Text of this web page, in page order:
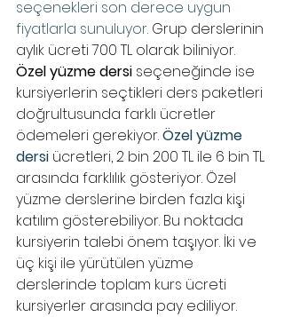
seçenekleri son derece uygun
fiyatlarla sunuluyor. Grup derslerinin
aylık ücreti 700 TL olarak biliniyor.
Özel yüzme dersi seçeneğinde ise
kursiyerlerin seçtikleri ders paketleri
doğrultusunda farklı ücretler
ödemeleri gerekiyor. Özel yüzme
dersi ücretleri, 2 bin 200 TL ile 6 bin TL
arasında farklılık gösteriyor. Özel
yüzme derslerine birden fazla kişi
katılım gösterebiliyor. Bu noktada
kursiyerin talebi önem taşıyor. İki ve
üç kişi ile yürütülen yüzme
derslerinde toplam kurs ücreti
kursiyerler arasında pay ediliyor.